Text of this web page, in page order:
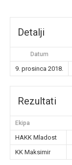
Detalji
Datum
9. prosinca 2018.
Rezultati
Ekipa
HAKK Mladost
KK Maksimir